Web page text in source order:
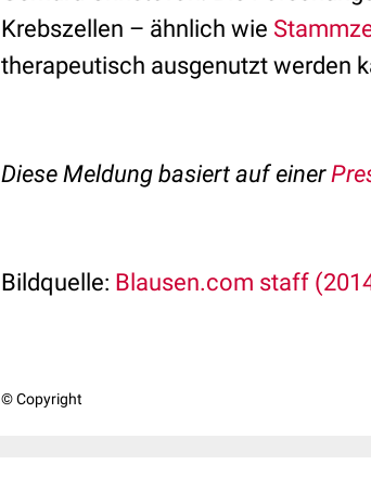
Krebszellen – ähnlich wie
therapeutisch ausgenutzt werden
Diese Meldung basiert auf einer
Bildquelle: Blausen.com staff
© Copyright